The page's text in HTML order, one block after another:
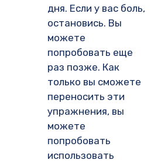
дня. Если у вас боль,
остановись. Вы
можете
попробовать еще
раз позже. Как
только вы сможете
переносить эти
упражнения, вы
можете
попробовать
использовать